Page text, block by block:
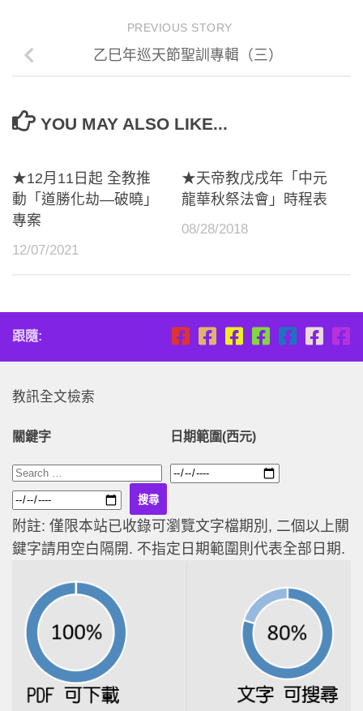
PREVIOUS STORY
乙巳年巡天節聖訓專輯（三）
YOU MAY ALSO LIKE...
★12月11日起 全教推
動「道勝化劫—破曉」
專案
12/07/2021
★天帝教戊戌年「中元
龍華秋祭法會」時程表
08/28/2018
跟隨:
教訊全文檢索
關鍵字 日期範圍(西元)
附註: 僅限本站已收錄可瀏覽文字檔期別, 二個以上關
鍵字請用空白隔開. 不指定日期範圍則代表全部日期.